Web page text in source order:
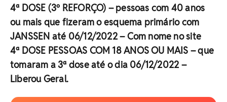
4ª DOSE (3º REFORÇO) – pessoas com 40 anos
ou mais que fizeram o esquema primário com
JANSSEN até 06/12/2022 – Com nome no site
4ª DOSE PESSOAS COM 18 ANOS OU MAIS – que
tomaram a 3ª dose até o dia 06/12/2022 –
Liberou Geral.